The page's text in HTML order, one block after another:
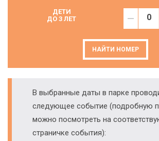
ДЕТИ
ДО 3 ЛЕТ
НАЙТИ НОМЕР
В выбранные даты в парке
следующее событие (подробную
можно посмотреть на
страничке события):